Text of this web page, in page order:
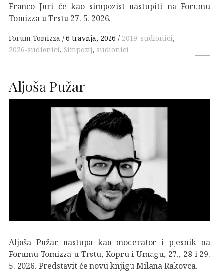
Franco Juri će kao simpozist nastupiti na Forumu
Tomizza u Trstu 27. 5. 2026.
Forum Tomizza 6 travnja, 2026 2019-sudionici,
2026-sudionici, Simpozij, sudionici
Aljoša Pužar
Aljoša Pužar nastupa kao moderator i pjesnik na
Forumu Tomizza u Trstu, Kopru i Umagu, 27., 28 i 29.
5. 2026. Predstavit će novu knjigu Milana Rakovca.